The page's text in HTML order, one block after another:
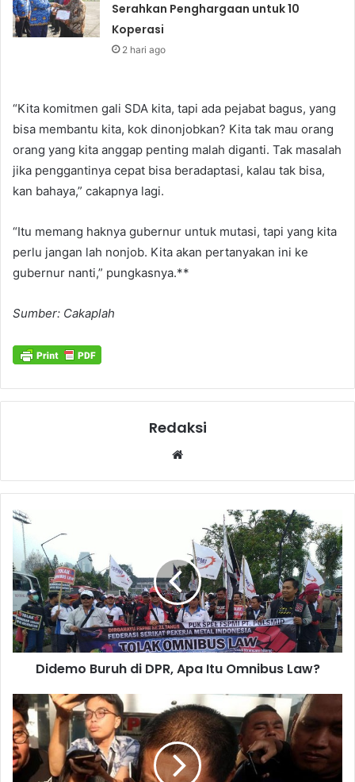
Serahkan Penghargaan untuk 10
Koperasi
2 hari ago
“Kita komitmen gali SDA kita, tapi ada pejabat bagus, yang
bisa membantu kita, kok dinonjobkan? Kita tak mau orang
orang yang kita anggap penting malah diganti. Tak masalah
jika penggantinya cepat bisa beradaptasi, kalau tak bisa,
kan bahaya,” cakapnya lagi.
“Itu memang haknya gubernur untuk mutasi, tapi yang kita
perlu jangan lah nonjob. Kita akan pertanyakan ini ke
gubernur nanti,” pungkasnya.**
Sumber: Cakaplah
Redaksi
Didemo Buruh di DPR, Apa Itu Omnibus Law?